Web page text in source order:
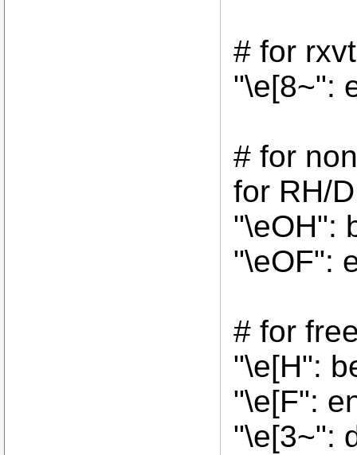
# for rxvt
"\e[8~":
# for
for RH/
"\eOH":
"\eOF":
# for
"\e[H":
"\e[F":
"\e[3~":